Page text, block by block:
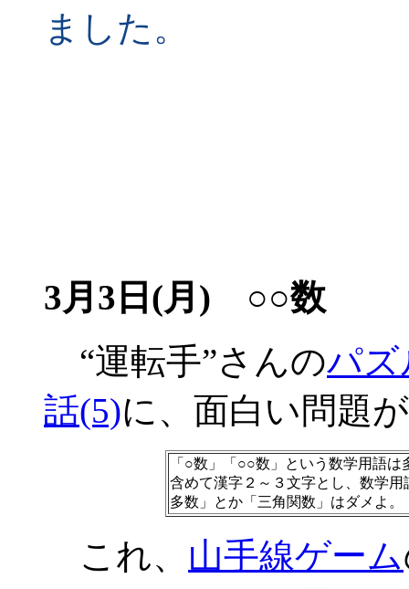
ました。
3月3日(月) ○○数
“運転手”さんのパズ
話(5)に、面白い問題
「○数」「○○数」という数学用語
含めて漢字２～３文字とし、数学
多数」とか「三角関数」はダメよ。
これ、 山手線ゲーム